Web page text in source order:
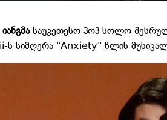
საუკეთესო პოპ სოლო
ს სიმღერა "Anxiety" წლის